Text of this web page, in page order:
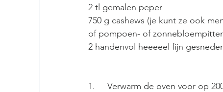
2 tl gemalen peper
750 g cashews (je kunt ze ook
of pompoen- of
2 handenvol heeeeel fijn
1.     Verwarm de oven voor op